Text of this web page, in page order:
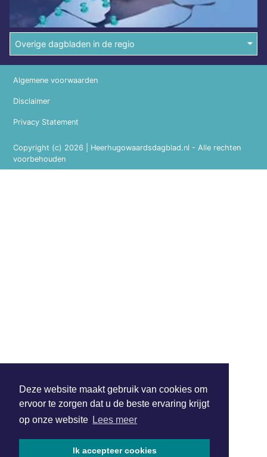
Deze website maakt gebruik van cookies om
ervoor te zorgen dat u de beste ervaring krijgt
op onze website Lees meer
Ik accepteer cookies
Overige dagbladen in de regio
Copyright (c) 2026 | Heerhugowaardsdagblad.nl - Alle rechten
voorbehouden
Algemene voorwaarden
Disclaimer
Privacy Statement